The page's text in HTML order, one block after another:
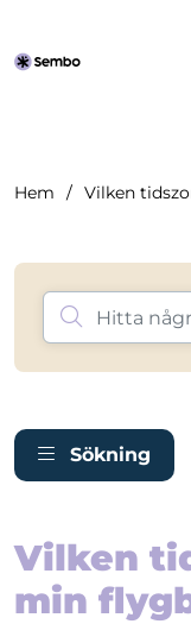
Hem Vilken
Sökning
Vilken
min